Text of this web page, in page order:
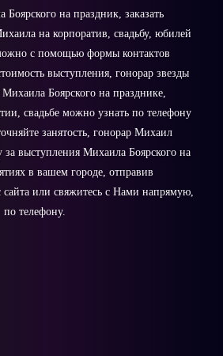
Боярского на праздник, заказать
на корпоратив, свадьбу, юбилей
с помощью формы контактов
выступления, гонорар звезды
Боярского на празднике,
свадьбе можно узнать по телефону
занятость, гонорар Михаил
выступления Михаила Боярского на
в вашем городе, отправив
сайта или свяжитесь с Нами напрямую,
по телефону.